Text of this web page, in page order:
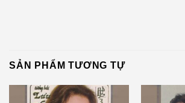
SẢN PHẨM TƯƠNG TỰ